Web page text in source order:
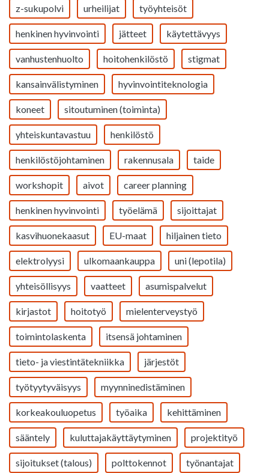
z-sukupolvi urheilijat työyhteisöt
henkinen hyvinvointi jätteet käytettävyys
vanhustenhuolto hoitohenkilöstö stigmat
kansainvälistyminen hyvinvointiteknologia
koneet sitoutuminen (toiminta)
yhteiskuntavastuu henkilöstö
henkilöstöjohtaminen rakennusala taide
workshopit aivot career planning
henkinen hyvinvointi työelämä sijoittajat
kasvihuonekaasut EU-maat hiljainen tieto
elektrolyysi ulkomaankauppa uni (lepotila)
yhteisöllisyys vaatteet asumispalvelut
kirjastot hoitotyö mielenterveystyö
toimintolaskenta itsensä johtaminen
tieto- ja viestintätekniikka järjestöt
työtyytyväisyys myynninedistäminen
korkeakouluopetus työaika kehittäminen
sääntely kuluttajakäyttäytyminen projektityö
sijoitukset (talous) polttokennot työnantajat